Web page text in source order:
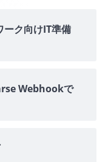
ーク向けIT準備
Webhookで